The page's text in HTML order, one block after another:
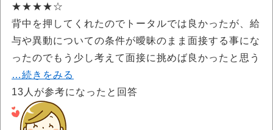
★★★★☆
背中を押してくれたのでトータルでは良かったが、給
与や異動についての条件が曖昧のまま面接する事にな
ったのでもう少し考えて面接に挑めば良かったと思う
…続きをみる
13 人が参考になったと回答